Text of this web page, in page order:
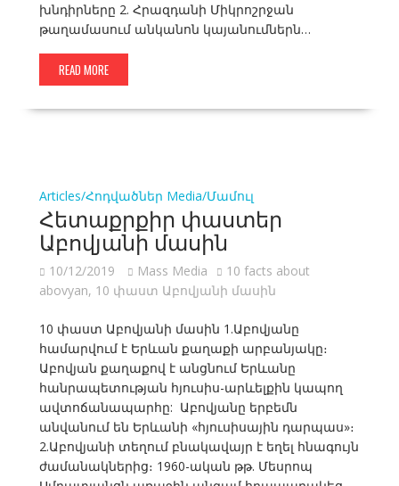
խնդիրները 2. Հրազդանի Միկրոշրջան
թաղամասում անկանոն կայանումներն…
READ MORE
Articles/Հոդվածներ Media/Մամուլ
Հետաքրքիր փաստեր
Աբովյանի մասին
10/12/2019 Mass Media
10 facts about
abovyan, 10 փաստ Աբովյանի մասին
10 փաստ Աբովյանի մասին 1.Աբովյանը
համարվում է Երևան քաղաքի արբանյակը։
Աբովյան քաղաքով է անցնում Երևանը
հանրապետության հյուսիս-արևելքին կապող
ավտոճանապարհը: Աբովյանը երբեմն
անվանում են Երևանի «հյուսիսային դարպաս»։
2.Աբովյանի տեղում բնակավայր է եղել հնագույն
ժամանակներից։ 1960-ական թթ. Մեսրոպ